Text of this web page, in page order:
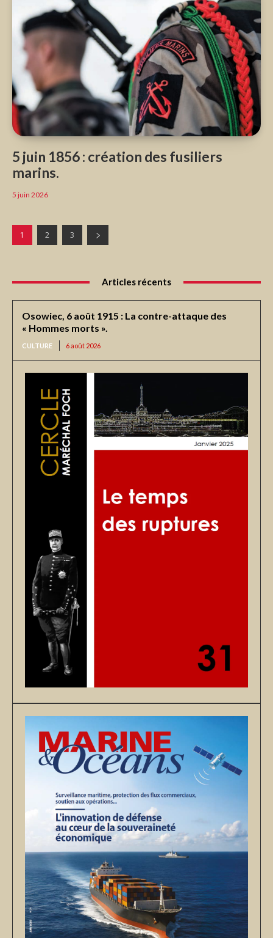
5 juin 1856 : création des fusiliers
marins.
5 juin 2026
1 2 3
Articles récents
Osowiec, 6 août 1915 : La contre-attaque des
« Hommes morts ».
CULTURE 6 août 2026